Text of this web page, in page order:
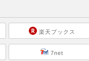
楽天ブックス
7net